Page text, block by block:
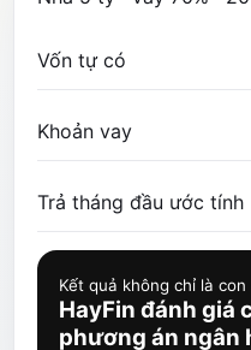
Vốn tự có
Khoản vay
Trả tháng đầu ước tính
Kết quả không chỉ là con
HayFin đánh giá
phương án ngân